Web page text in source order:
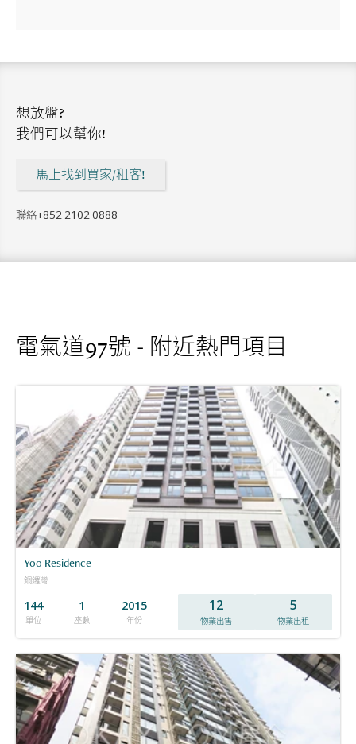
想放盤?
我們可以幫你!
馬上找到買家/租客!
聯絡+852 2102 0888
電氣道97號 - 附近熱門項目
Yoo Residence
銅鑼灣
144
單位
1
座數
2015
年份
12
物業出售
5
物業出租